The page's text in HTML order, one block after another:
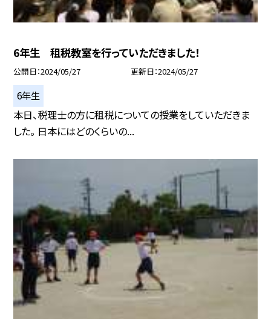
6年生 租税教室を行っていただきました！
公開日 2024/05/27 更新日 2024/05/27
6年生
本日、税理士の方に租税についての授業をしていただきま
した。 日本にはどのくらいの...